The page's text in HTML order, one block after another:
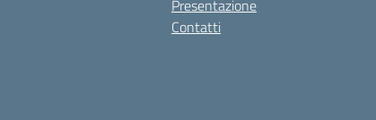
Presentazione
Contatti